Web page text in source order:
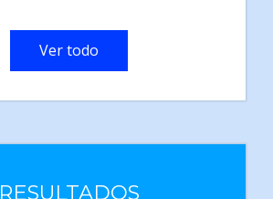
Ver todo
RESULTADOS